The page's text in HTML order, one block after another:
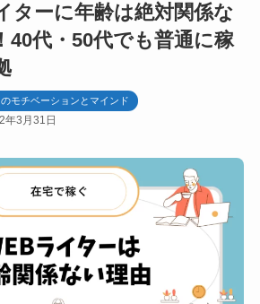
ターに年齢は絶対関係な
40代・50代でも普通に稼
モチベーションとマインド
年3月31日